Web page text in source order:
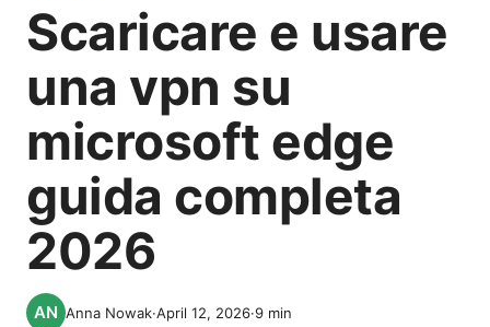
Scaricare e usare
una vpn su
microsoft edge
guida completa
2026
Anna Nowak·April 12, 2026·9 min